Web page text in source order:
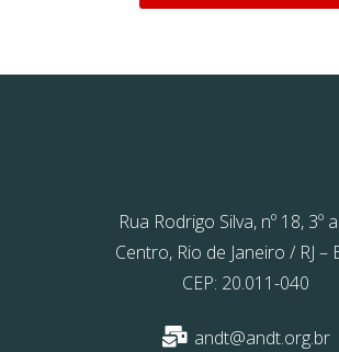
Rua Rodrigo Silva, nº 18, 3º
Centro, Rio de Janeiro / RJ –
CEP: 20.011-040
andt@andt.org.br